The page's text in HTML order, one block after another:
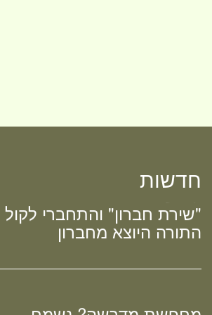
חדשות
מחפשת מדרשה? נשמח
חדש! ערוץ יוטיוב וספוטיפיי
לשיעורים מבית המדרש! חפשי
"שירת חברון" והתחברי לקול
התורה היוצא מחברון